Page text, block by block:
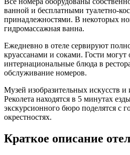
ванной и бесплатными туалетно-
принадлежностями. В некоторых
гидромассажная ванна.
Ежедневно в отеле сервируют
круассанами и соками. Гости могут
интернациональные блюда в
обслуживание номеров.
Музей изобразительных искусств и
Реколета находятся в 5 минутах
экскурсионного бюро поделятся с
окрестностях.
Краткое описание